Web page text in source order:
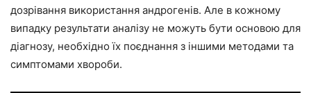
дозрівання використання андрогенів. Але в кожному
випадку результати аналізу не можуть бути основою для
діагнозу, необхідно їх поєднання з іншими методами та
симптомами хвороби.